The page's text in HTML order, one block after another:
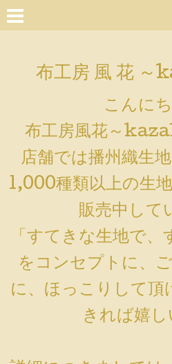
布工房 風 花
こんにち
布工房風花～
店舗では播州織生
1,000種類以上の生
販売中して
「すてきな生地で、
をコンセプトに、
に、ほっこりして頂
きれば嬉し